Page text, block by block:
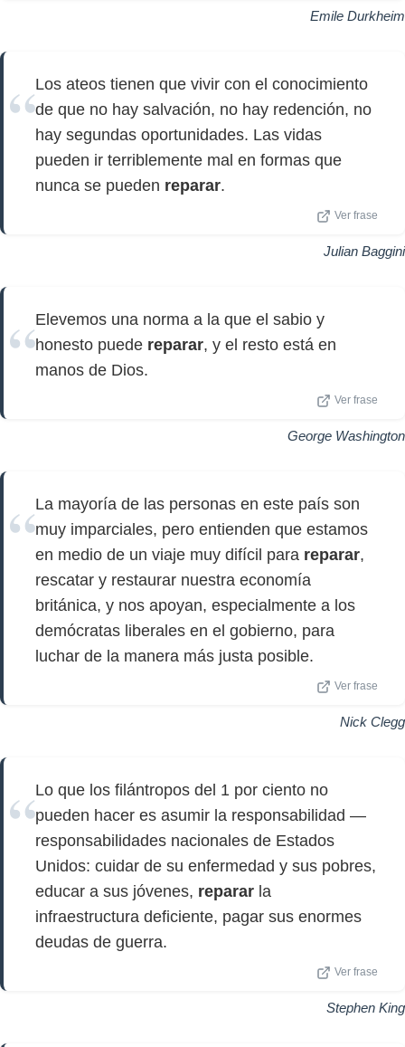
Emile Durkheim
Los ateos tienen que vivir con el conocimiento
de que no hay salvación, no hay redención, no
hay segundas oportunidades. Las vidas
pueden ir terriblemente mal en formas que
nunca se pueden reparar.
Ver frase
Julian Baggini
Elevemos una norma a la que el sabio y
honesto puede reparar, y el resto está en
manos de Dios.
Ver frase
George Washington
La mayoría de las personas en este país son
muy imparciales, pero entienden que estamos
en medio de un viaje muy difícil para reparar,
rescatar y restaurar nuestra economía
británica, y nos apoyan, especialmente a los
demócratas liberales en el gobierno, para
luchar de la manera más justa posible.
Ver frase
Nick Clegg
Lo que los filántropos del 1 por ciento no
pueden hacer es asumir la responsabilidad —
responsabilidades nacionales de Estados
Unidos: cuidar de su enfermedad y sus pobres,
educar a sus jóvenes, reparar la
infraestructura deficiente, pagar sus enormes
deudas de guerra.
Ver frase
Stephen King